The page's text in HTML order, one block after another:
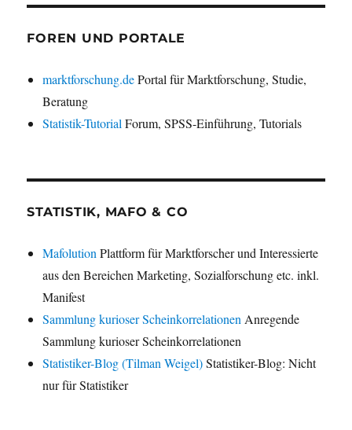
FOREN UND PORTALE
marktforschung.dePortal für Marktforschung, Studie,
Beratung
Statistik-Tutorial Forum, SPSS-Einführung, Tutorials
STATISTIK, MAFO & CO
Mafolution Plattform für Marktforscher und Interessierte
aus den Bereichen Marketing, Sozialforschung etc. inkl.
Manifest
Sammlung kurioser Scheinkorrelationen Anregende
Sammlung kurioser Scheinkorrelationen
Statistiker-Blog (Tilman Weigel)Statistiker-Blog: Nicht
nur für Statistiker